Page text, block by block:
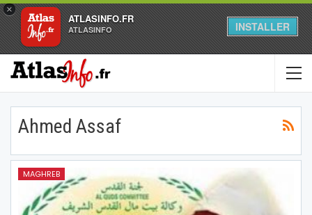
×
ATLASINFO.FR
ATLASINFO INSTALLER
Ahmed Assaf
MAGHREB